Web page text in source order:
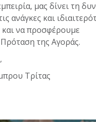
μας δίνει τη
ανάγκες και
να προσφέρουμε
της Αγοράς.
Τρίτας